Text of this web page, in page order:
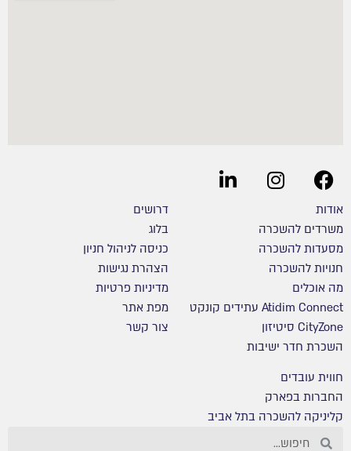
אודות
משרדים להשכרה
מסעדות להשכרה
חנויות להשכרה
מה אוכלים
Atidim Connect עתידים קונקט
CityZone סיטיזון
השכרת חדר ישיבות
חווית עובדים
החברות בפארק
קליניקה להשכרה בתל אביב
דרושים
בלוג
כניסה לניהול חניון
הצהרת נגישות
מדיניות פרטיות
מפת אתר
צור קשר